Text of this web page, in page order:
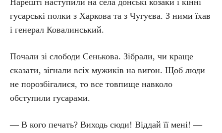
Нарешті наступили на села донські козаки і кінні
гусарські полки з Харкова та з Чугуєва. З ними їхав
і генерал Ковалинський.
Почали зі слободи Сенькова. Зібрали, чи краще
сказати, зігнали всіх мужиків на вигон. Щоб люди
не порозбігалися, то все товпище навколо
обступили гусарами.
— В кого печать? Виходь сюди! Віддай її мені! —